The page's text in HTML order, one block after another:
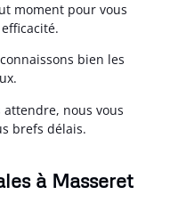
moment pour vous
bien les
attendre, nous vous
brefs délais.
à Masseret